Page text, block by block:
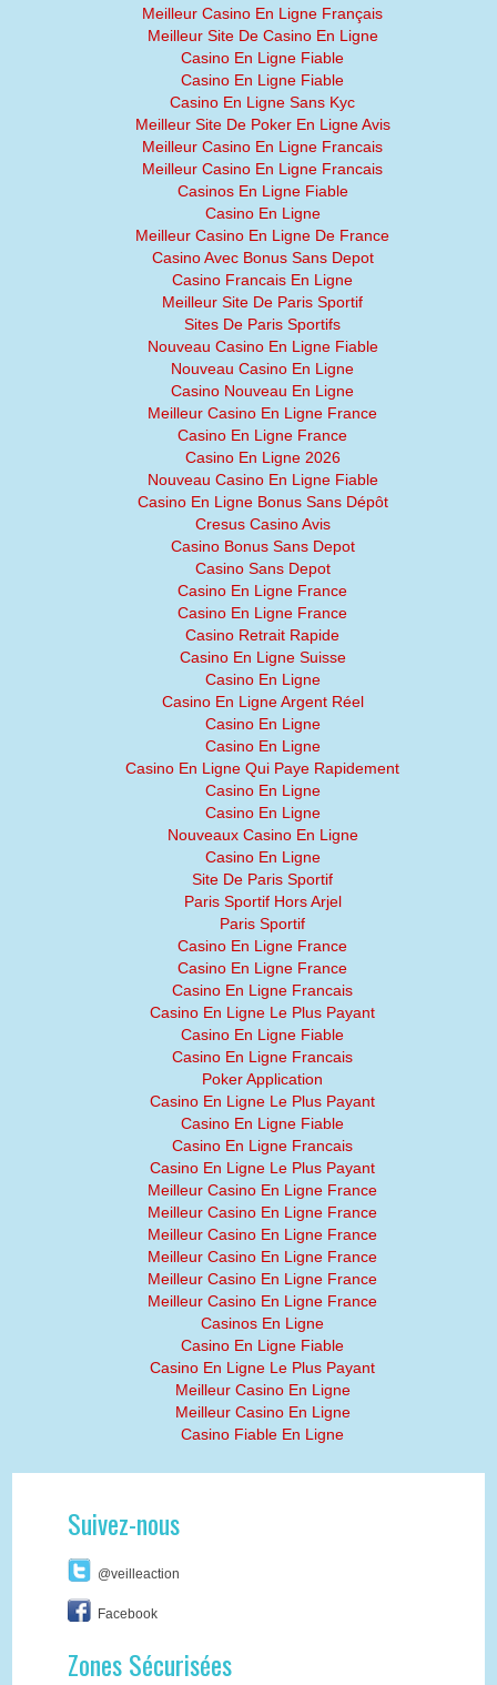
Meilleur Casino En Ligne Français
Meilleur Site De Casino En Ligne
Casino En Ligne Fiable
Casino En Ligne Fiable
Casino En Ligne Sans Kyc
Meilleur Site De Poker En Ligne Avis
Meilleur Casino En Ligne Francais
Meilleur Casino En Ligne Francais
Casinos En Ligne Fiable
Casino En Ligne
Meilleur Casino En Ligne De France
Casino Avec Bonus Sans Depot
Casino Francais En Ligne
Meilleur Site De Paris Sportif
Sites De Paris Sportifs
Nouveau Casino En Ligne Fiable
Nouveau Casino En Ligne
Casino Nouveau En Ligne
Meilleur Casino En Ligne France
Casino En Ligne France
Casino En Ligne 2026
Nouveau Casino En Ligne Fiable
Casino En Ligne Bonus Sans Dépôt
Cresus Casino Avis
Casino Bonus Sans Depot
Casino Sans Depot
Casino En Ligne France
Casino En Ligne France
Casino Retrait Rapide
Casino En Ligne Suisse
Casino En Ligne
Casino En Ligne Argent Réel
Casino En Ligne
Casino En Ligne
Casino En Ligne Qui Paye Rapidement
Casino En Ligne
Casino En Ligne
Nouveaux Casino En Ligne
Casino En Ligne
Site De Paris Sportif
Paris Sportif Hors Arjel
Paris Sportif
Casino En Ligne France
Casino En Ligne France
Casino En Ligne Francais
Casino En Ligne Le Plus Payant
Casino En Ligne Fiable
Casino En Ligne Francais
Poker Application
Casino En Ligne Le Plus Payant
Casino En Ligne Fiable
Casino En Ligne Francais
Casino En Ligne Le Plus Payant
Meilleur Casino En Ligne France
Meilleur Casino En Ligne France
Meilleur Casino En Ligne France
Meilleur Casino En Ligne France
Meilleur Casino En Ligne France
Meilleur Casino En Ligne France
Casinos En Ligne
Casino En Ligne Fiable
Casino En Ligne Le Plus Payant
Meilleur Casino En Ligne
Meilleur Casino En Ligne
Casino Fiable En Ligne
Suivez-nous
@veilleaction
Facebook
Zones Sécurisées